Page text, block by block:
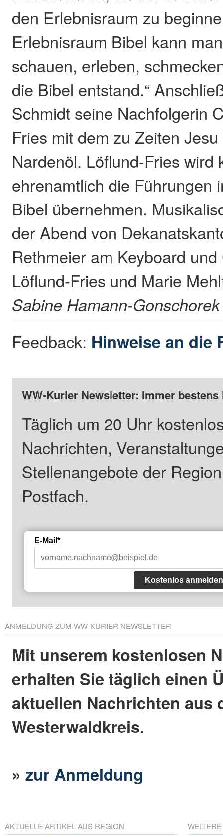
den Erlebnisraum zu
Erlebnisraum Bibel kann
schauen, erleben,
die Bibel entstand.“
Schmidt seine Nachfolgerin
Fries mit dem zu Zeiten
Nardenöl. Löflund-Fries wird
ehrenamtlich die Führungen
Bibel übernehmen.
der Abend von
Rethmeier am Keyboard
Löflund-Fries und Marie
Sabine Hamann-Gonschorek
Feedback: Hinweise an die
WW-Kurier Newsletter: Immer
Täglich um 20 Uhr
Nachrichten,
Stellenangebote der
Postfach.
E-Mail*
Kostenlos anmelden
ANMELDUNG ZUM WW-KURIER NEWSLETTER
Mit unserem kostenlosen
erhalten Sie täglich einen
aktuellen Nachrichten aus
Westerwaldkreis.
»zur Anmeldung
AKTUELLE ARTIKEL AUS REGION